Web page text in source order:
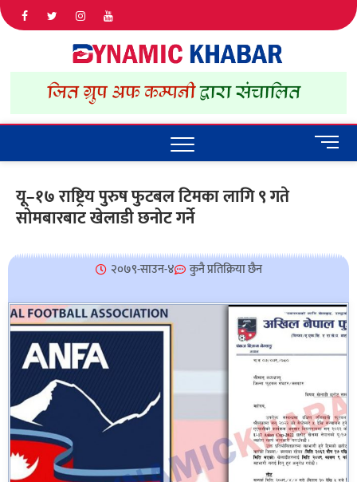
IN NEPAL
M
e
n
यू–१७ राष्ट्रिय पुरुष फुटबल टिमका लागि ९ गते
सोमबारबाट खेलाडी छनोट गर्ने
२०७९-साउन-४ कुनै प्रतिक्रिया छैन